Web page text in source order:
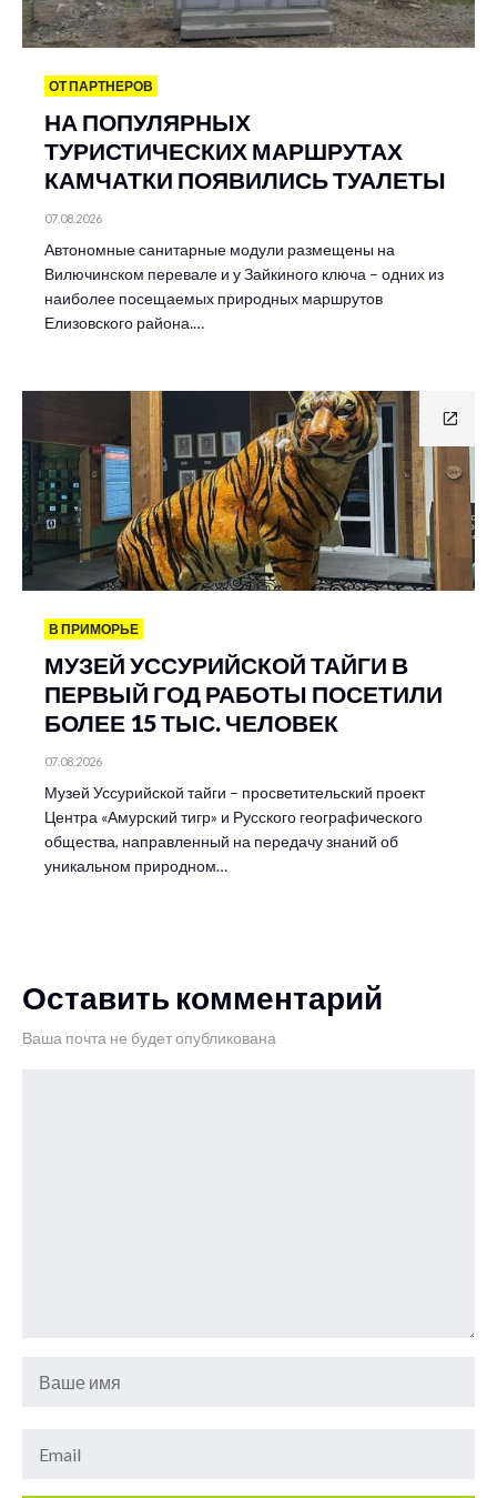
ОТ ПАРТНЕРОВ
НА ПОПУЛЯРНЫХ
ТУРИСТИЧЕСКИХ МАРШРУТАХ
КАМЧАТКИ ПОЯВИЛИСЬ ТУАЛЕТЫ
07.08.2026
Автономные санитарные модули размещены на
Вилючинском перевале и у Зайкиного ключа – одних из
наиболее посещаемых природных маршрутов
Елизовского района.…
В ПРИМОРЬЕ
МУЗЕЙ УССУРИЙСКОЙ ТАЙГИ В
ПЕРВЫЙ ГОД РАБОТЫ ПОСЕТИЛИ
БОЛЕЕ 15 ТЫС. ЧЕЛОВЕК
07.08.2026
Музей Уссурийской тайги – просветительский проект
Центра «Амурский тигр» и Русского географического
общества, направленный на передачу знаний об
уникальном природном…
Оставить комментарий
Ваша почта не будет опубликована